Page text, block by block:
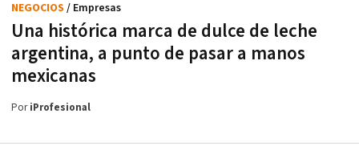
Una histórica marca de dulce de leche
argentina, a punto de pasar a manos
mexicanas
NEGOCIOS / Empresas
PoriProfesional